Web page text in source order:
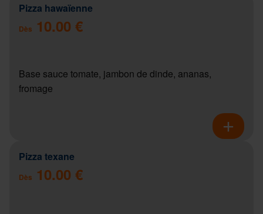
Pizza hawaïenne
Dès 10.00 €
Base sauce tomate, jambon de dinde, ananas,
fromage
Pizza texane
Dès 10.00 €